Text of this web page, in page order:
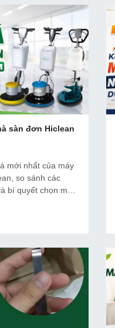
sàn đơn Hiclean
mới nhất của máy
so sánh các
bí quyết chọn mua